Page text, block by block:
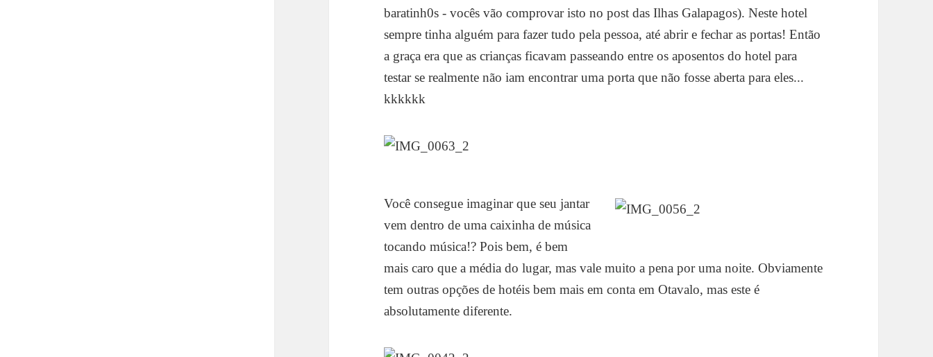
baratinh0s - vocês vão comprovar isto no post das Ilhas Galapagos). Neste hotel
sempre tinha alguém para fazer tudo pela pessoa, até abrir e fechar as portas! Então
a graça era que as crianças ficavam passeando entre os aposentos do hotel para
testar se realmente não iam encontrar uma porta que não fosse aberta para eles...
kkkkkk
Você consegue imaginar que seu jantar
vem dentro de uma caixinha de música
tocando música!? Pois bem, é bem
mais caro que a média do lugar, mas vale muito a pena por uma noite. Obviamente
tem outras opções de hotéis bem mais em conta em Otavalo, mas este é
absolutamente diferente.